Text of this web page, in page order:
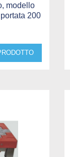
modello
200